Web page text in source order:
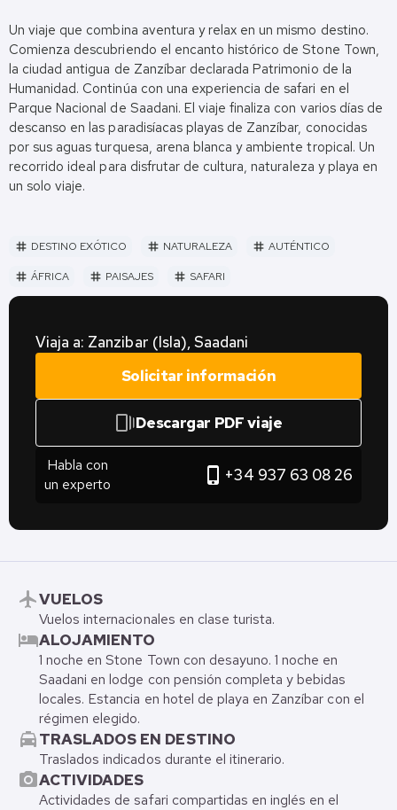
Un viaje que combina aventura y relax en un mismo destino.
Comienza descubriendo el encanto histórico de Stone Town,
la ciudad antigua de Zanzíbar declarada Patrimonio de la
Humanidad. Continúa con una experiencia de safari en el
Parque Nacional de Saadani. El viaje finaliza con varios días de
descanso en las paradisíacas playas de Zanzíbar, conocidas
por sus aguas turquesa, arena blanca y ambiente tropical. Un
recorrido ideal para disfrutar de cultura, naturaleza y playa en
un solo viaje.
tag DESTINO EXÓTICO tag NATURALEZA tag AUTÉNTICO
tag ÁFRICA tag PAISAJES tag SAFARI
Viaja a: Zanzibar (Isla), Saadani
Solicitar información
web_storiesDescargar PDF viaje
Habla con
un experto
phone_iphone +34 937 63 08 26
flightVUELOS
Vuelos internacionales en clase turista.
hotelALOJAMIENTO
1 noche en Stone Town con desayuno. 1 noche en
Saadani en lodge con pensión completa y bebidas
locales. Estancia en hotel de playa en Zanzíbar con el
régimen elegido.
local_taxiTRASLADOS EN DESTINO
Traslados indicados durante el itinerario.
photo_cameraACTIVIDADES
Actividades de safari compartidas en inglés en el